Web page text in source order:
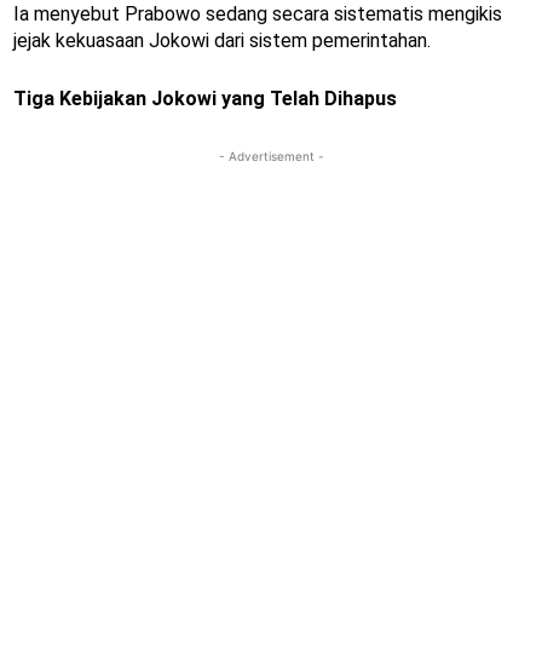
Ia menyebut Prabowo sedang secara sistematis mengikis
jejak kekuasaan Jokowi dari sistem pemerintahan.
Tiga Kebijakan Jokowi yang Telah Dihapus
- Advertisement -